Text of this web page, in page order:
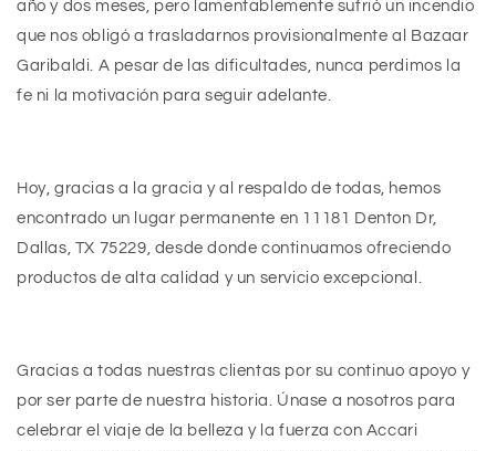
año y dos meses, pero lamentablemente sufrió un incendio
que nos obligó a trasladarnos provisionalmente al Bazaar
Garibaldi. A pesar de las dificultades, nunca perdimos la
fe ni la motivación para seguir adelante.
H oy, gracias a la gracia y al respaldo de todas, hemos
encontrado un lugar permanente en 11181 Denton Dr,
Dallas, TX 75229, desde donde continuamos ofreciendo
productos de alta calidad y un servicio excepcional.
Gracias a todas nuestras clientas por su continuo apoyo y
por ser parte de nuestra historia. Únase a nosotros para
celebrar el viaje de la belleza y la fuerza con Accari